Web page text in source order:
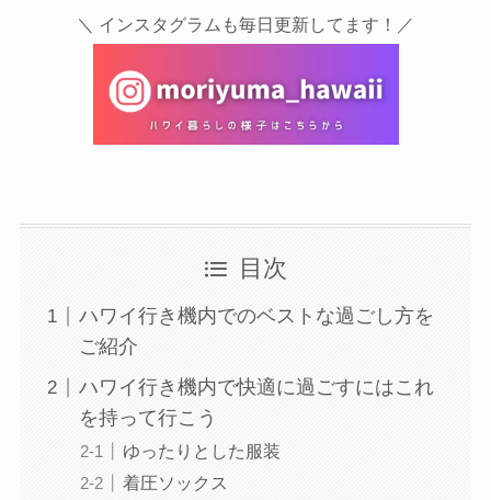
＼ インスタグラムも毎日更新してます！／
目次
ハワイ行き機内でのベストな過ごし方を
ご紹介
ハワイ行き機内で快適に過ごすにはこれ
を持って行こう
ゆったりとした服装
着圧ソックス